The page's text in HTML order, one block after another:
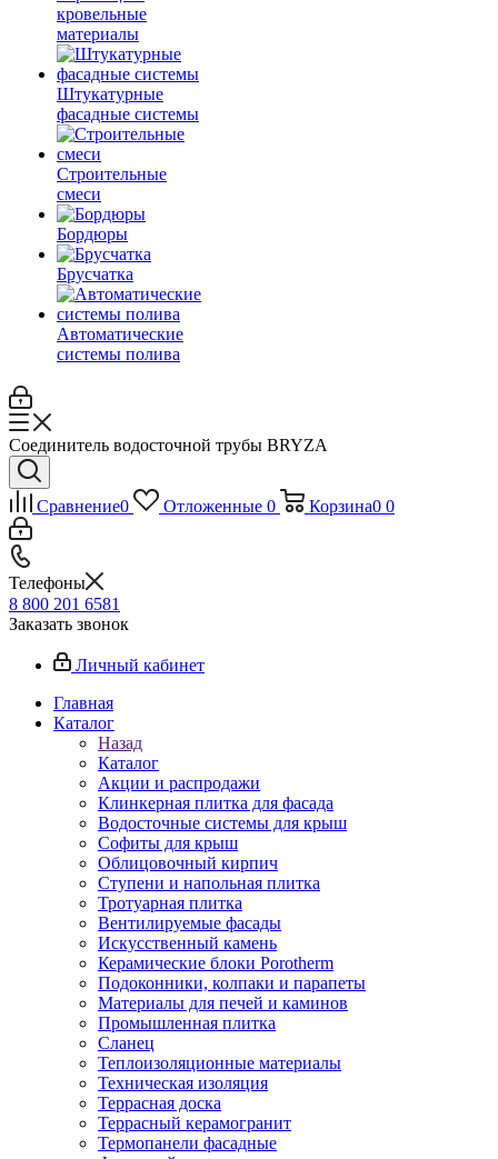
кровельные
материалы
Штукатурные
фасадные системы
Строительные
смеси
Бордюры
Брусчатка
Автоматические
системы полива
Соединитель водосточной трубы BRYZA
Сравнение0 Отложенные 0 Корзина0 0
Телефоны
8 800 201 6581
Заказать звонок
Личный кабинет
Главная
Каталог
Назад
Каталог
Акции и распродажи
Клинкерная плитка для фасада
Водосточные системы для крыш
Софиты для крыш
Облицовочный кирпич
Ступени и напольная плитка
Тротуарная плитка
Вентилируемые фасады
Искусственный камень
Керамические блоки Porotherm
Подоконники, колпаки и парапеты
Материалы для печей и каминов
Промышленная плитка
Сланец
Теплоизоляционные материалы
Техническая изоляция
Террасная доска
Террасный керамогранит
Термопанели фасадные